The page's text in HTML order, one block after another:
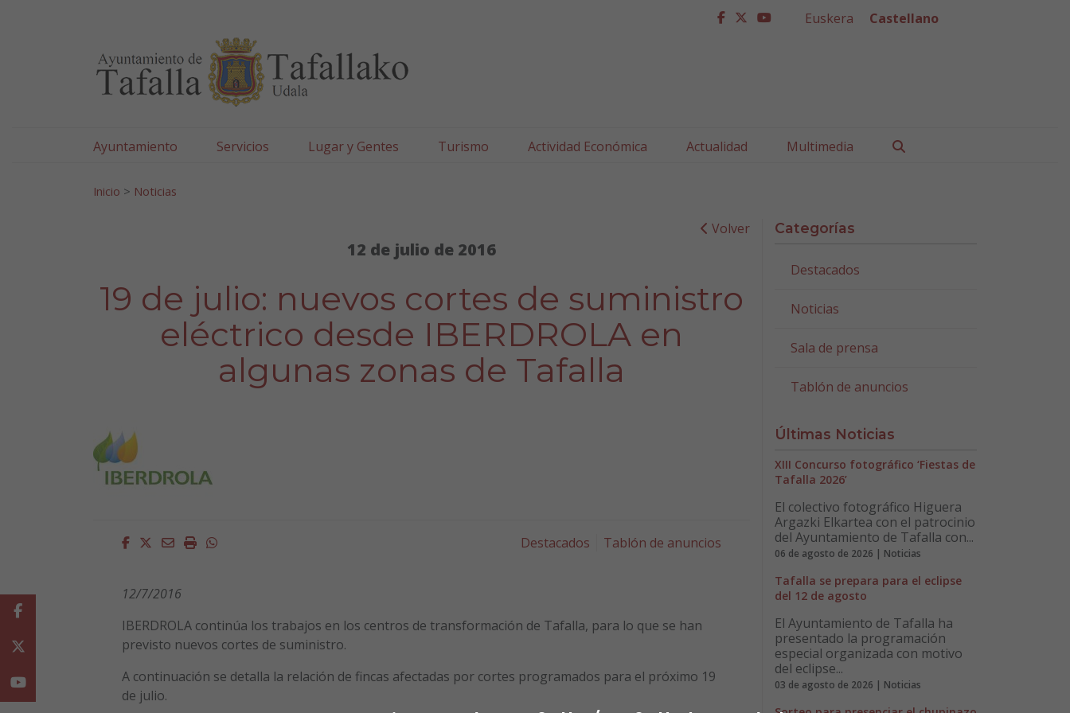
facebook
twitter
youtube
Euskera Castellano
Ayuntamiento Servicios Lugar y Gentes Turismo Actividad Económica Actualidad Multimedia
Inicio > Noticias
Volver
12 de julio de 2016
19 de julio: nuevos cortes de suministro
eléctrico desde IBERDROLA en
algunas zonas de Tafalla
Facebook
Twitter
EmailImprimirWhatsapp Destacados Tablón de anuncios
12/7/2016
IBERDROLA continúa los trabajos en los centros de transformación de Tafalla, para lo que se han
previsto nuevos cortes de suministro.
A continuación se detalla la relación de fincas afectadas por cortes programados para el próximo 19
de julio.
Categorías
Destacados
Noticias
Sala de prensa
Tablón de anuncios
Últimas Noticias
XIII Concurso fotográfico ‘Fiestas de
Tafalla 2026’
El colectivo fotográfico Higuera
Argazki Elkartea con el patrocinio
del Ayuntamiento de Tafalla con...
06 de agosto de 2026 | Noticias
Tafalla se prepara para el eclipse
del 12 de agosto
El Ayuntamiento de Tafalla ha
presentado la programación
especial organizada con motivo
del eclipse...
03 de agosto de 2026 | Noticias
Facebook
Youtube